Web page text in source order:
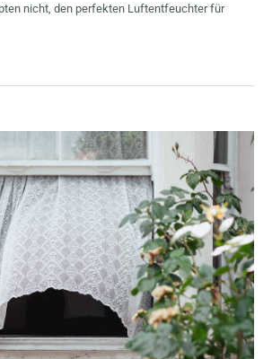
nicht, den perfekten Luftentfeuchter für